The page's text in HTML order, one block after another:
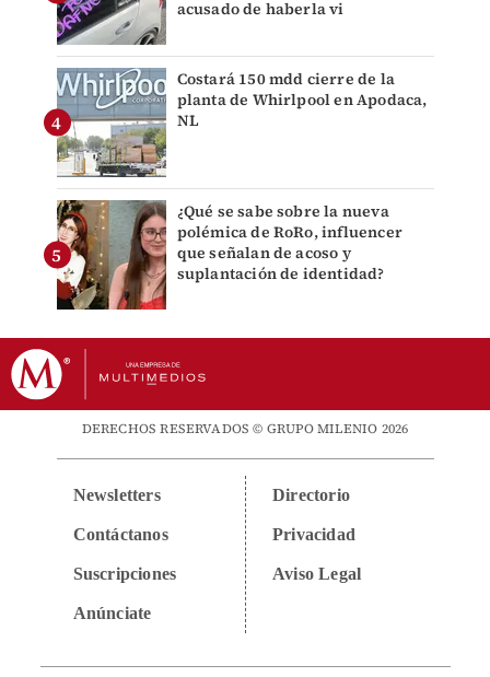
acusado de haberla vi
Costará 150 mdd cierre de la
planta de Whirlpool en Apodaca,
NL
¿Qué se sabe sobre la nueva
polémica de RoRo, influencer
que señalan de acoso y
suplantación de identidad?
DERECHOS RESERVADOS © GRUPO MILENIO 2026
Newsletters
Contáctanos
Suscripciones
Anúnciate
Directorio
Privacidad
Aviso Legal